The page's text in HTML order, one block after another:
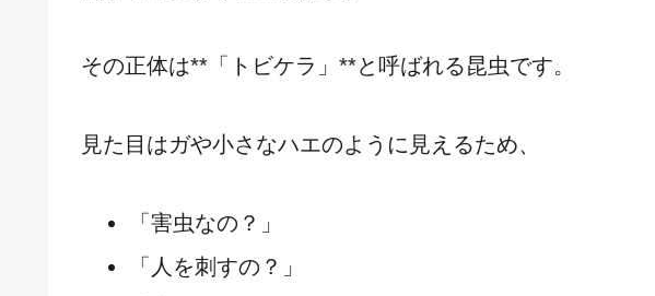
その正体は**「トビケラ」**と呼ばれる昆虫です。
見た目はガや小さなハエのように見えるため、
「害虫なの？」
「人を刺すの？」